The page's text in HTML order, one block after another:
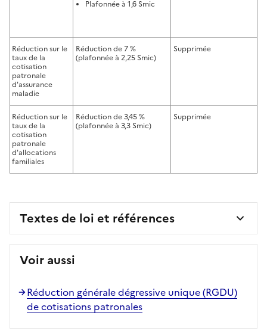
Plafonnée à 1,6 Smic
Réduction sur le
taux de la
cotisation
patronale
d'assurance
maladie
Réduction de 7 %
(plafonnée à 2,25 Smic)
Supprimée
Réduction sur le
taux de la
cotisation
patronale
d'allocations
familiales
Réduction de 3,45 %
(plafonnée à 3,3 Smic)
Supprimée
Textes de loi et références
Voir aussi
Réduction générale dégressive unique (RGDU)
de cotisations patronales